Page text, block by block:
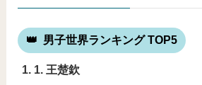
男子世界ランキング TOP5
1. 王楚欽